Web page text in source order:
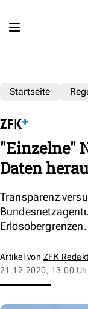
Startseite
"Einzelne"
Daten
Transparenz
Erlösobergrenzen.
Artikel von ZFK
21.12.2020, 13:00